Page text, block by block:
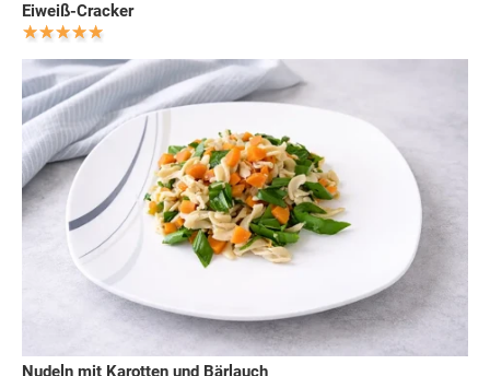
Eiweiß-Cracker
Nudeln mit Karotten und Bärlauch